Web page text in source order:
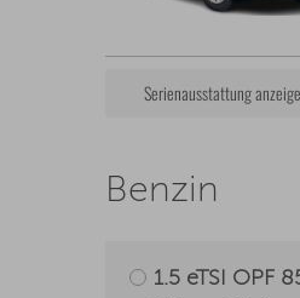
Serienausstattung
Benzin
1.5 eTSI OPF